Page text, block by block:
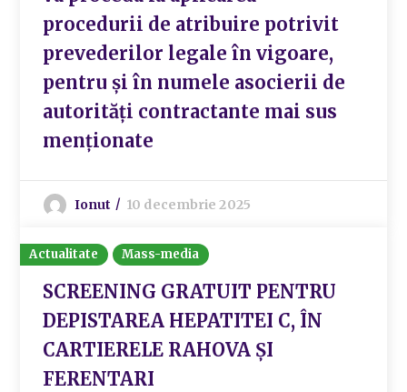
procedurii de atribuire potrivit
prevederilor legale în vigoare,
pentru și în numele asocierii de
autorități contractante mai sus
menționate
Ionut 10 decembrie 2025
Actualitate Mass-media
SCREENING GRATUIT PENTRU
DEPISTAREA HEPATITEI C, ÎN
CARTIERELE RAHOVA ȘI
FERENTARI